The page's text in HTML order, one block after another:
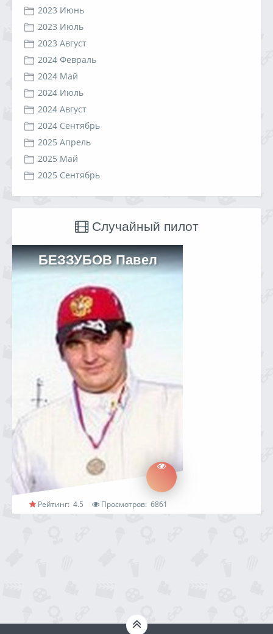
2023 Июнь
2023 Июль
2023 Август
2024 Февраль
2024 Май
2024 Июль
2024 Август
2024 Сентябрь
2025 Апрель
2025 Май
2025 Сентябрь
Случайный пилот
БЕЗЗУБОВ Павел
Рейтинг: 4.5 Просмотров: 6861